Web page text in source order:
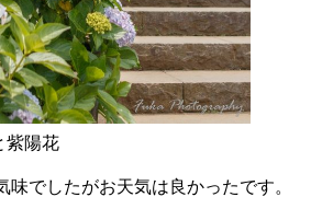
紫陽花
味でしたがお天気は良かったです。